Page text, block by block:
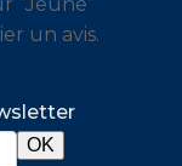
“Jeune”
un avis.